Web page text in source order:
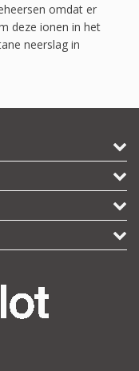
omdat er
deze ionen in het
neerslag in